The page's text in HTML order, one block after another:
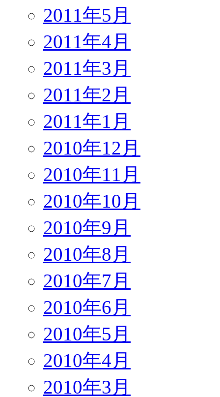
2011年5月
2011年4月
2011年3月
2011年2月
2011年1月
2010年12月
2010年11月
2010年10月
2010年9月
2010年8月
2010年7月
2010年6月
2010年5月
2010年4月
2010年3月